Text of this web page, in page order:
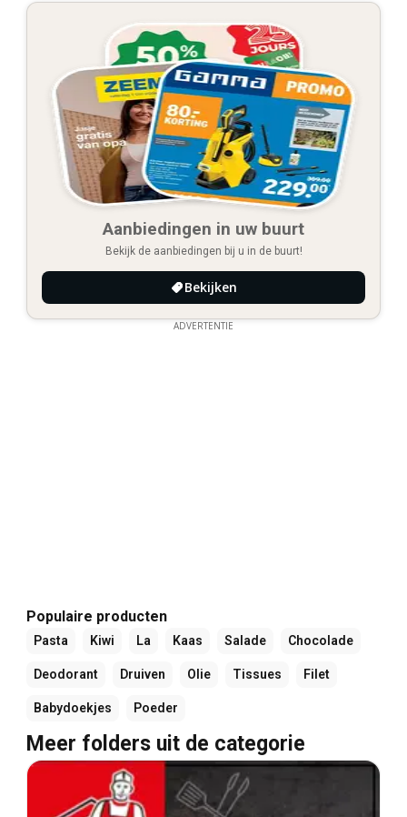
Aanbiedingen in uw buurt
Bekijk de aanbiedingen bij u in de buurt!
Bekijken
ADVERTENTIE
Populaire producten
Pasta Kiwi La Kaas Salade Chocolade
Deodorant Druiven Olie Tissues Filet
Babydoekjes Poeder
Meer folders uit de categorie